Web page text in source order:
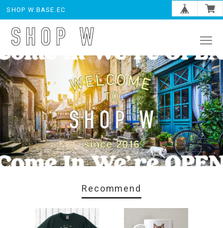
SHOP W.BASE.EC
Recommend